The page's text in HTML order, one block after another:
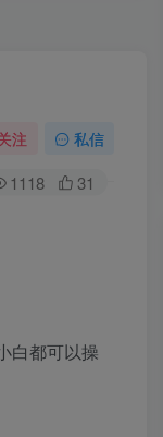
注 私信
1118 31
白都可以操